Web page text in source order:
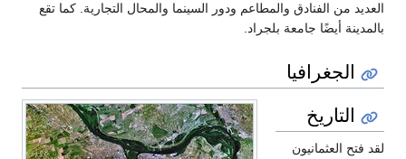
العديد من الفنادق والمطاعم ودور السينما والمحال التجارية. كما تقع
بالمدينة أيضًا جامعة بلجراد.
الجغرافيا
التاريخ
لقد فتح العثمانيون